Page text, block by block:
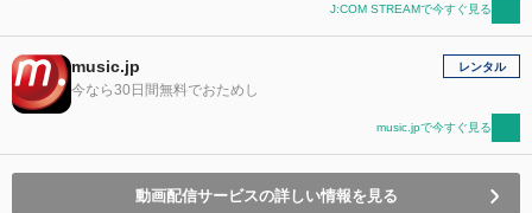
J:COM STREAMで今すぐ見る
music.jp
今なら30日間無料でおためし
レンタル
music.jpで今すぐ見る
動画配信サービスの詳しい情報を見る